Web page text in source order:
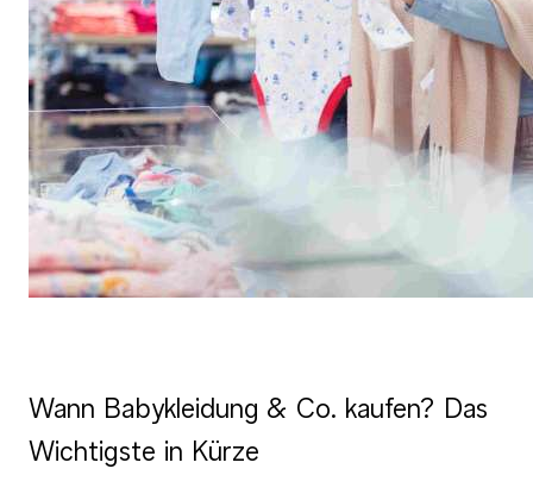
Wann Babykleidung & Co. kaufen? Das
Wichtigste in Kürze